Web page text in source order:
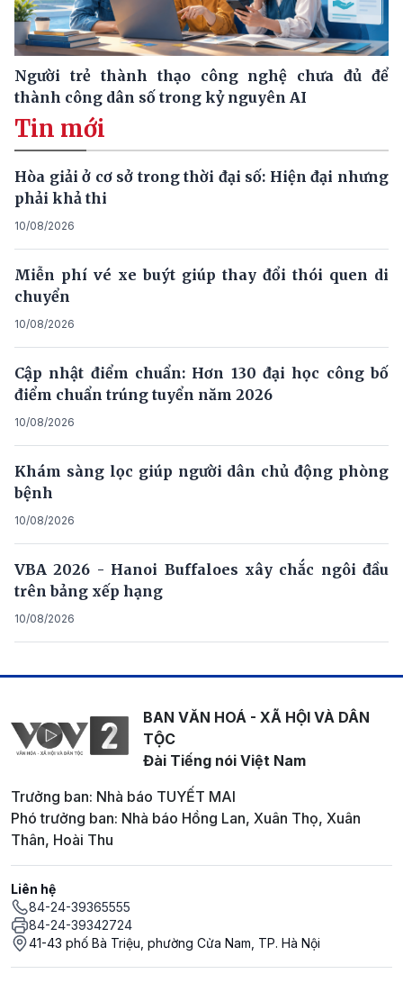
Người trẻ thành thạo công nghệ chưa đủ để
thành công dân số trong kỷ nguyên AI
Tin mới
Hòa giải ở cơ sở trong thời đại số: Hiện đại nhưng
phải khả thi
10/08/2026
Miễn phí vé xe buýt giúp thay đổi thói quen di
chuyển
10/08/2026
Cập nhật điểm chuẩn: Hơn 130 đại học công bố
điểm chuẩn trúng tuyển năm 2026
10/08/2026
Khám sàng lọc giúp người dân chủ động phòng
bệnh
10/08/2026
VBA 2026 - Hanoi Buffaloes xây chắc ngôi đầu
trên bảng xếp hạng
10/08/2026
BAN VĂN HOÁ - XÃ HỘI VÀ DÂN
TỘC
Đài Tiếng nói Việt Nam
Trưởng ban: Nhà báo TUYẾT MAI
Phó trưởng ban: Nhà báo Hồng Lan, Xuân Thọ, Xuân
Thân, Hoài Thu
Liên hệ
84-24-39365555
84-24-39342724
41-43 phố Bà Triệu, phường Cửa Nam, TP. Hà Nội